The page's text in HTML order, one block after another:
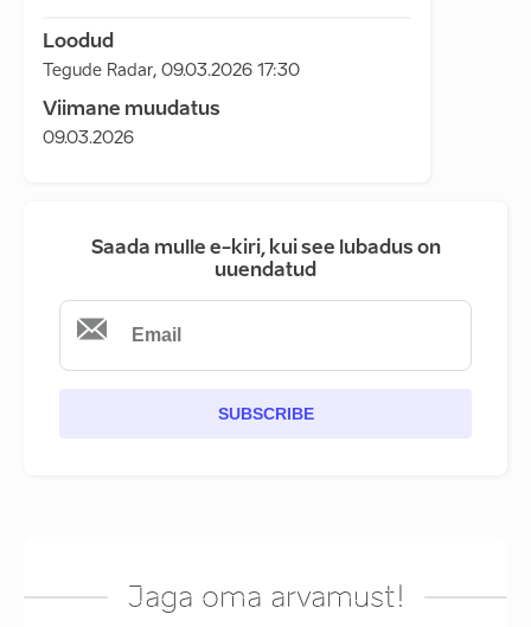
Loodud
Tegude Radar, 09.03.2026 17:30
Viimane muudatus
09.03.2026
Saada mulle e-kiri, kui see lubadus on
uuendatud
SUBSCRIBE
Jaga oma arvamust!